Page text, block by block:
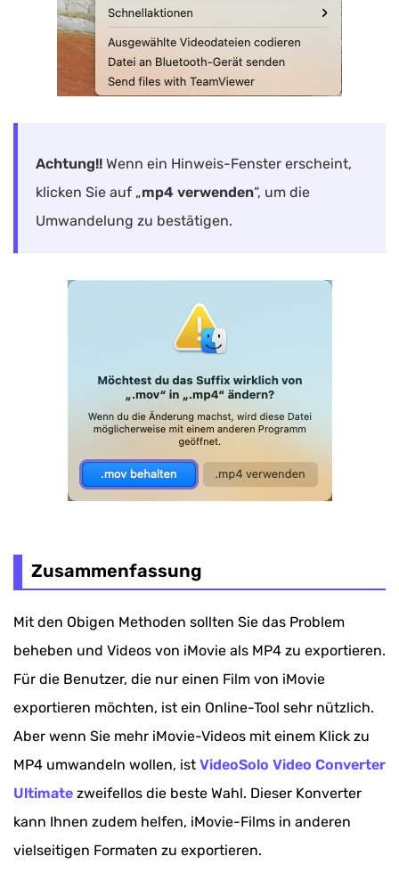
Achtung!! Wenn ein Hinweis-Fenster erscheint,
klicken Sie auf „mp4 verwenden“, um die
Umwandelung zu bestätigen.
Zusammenfassung
Mit den Obigen Methoden sollten Sie das Problem
beheben und Videos von iMovie als MP4 zu exportieren.
Für die Benutzer, die nur einen Film von iMovie
exportieren möchten, ist ein Online-Tool sehr nützlich.
Aber wenn Sie mehr iMovie-Videos mit einem Klick zu
MP4 umwandeln wollen, ist VideoSolo Video Converter
Ultimate zweifellos die beste Wahl. Dieser Konverter
kann Ihnen zudem helfen, iMovie-Films in anderen
vielseitigen Formaten zu exportieren.